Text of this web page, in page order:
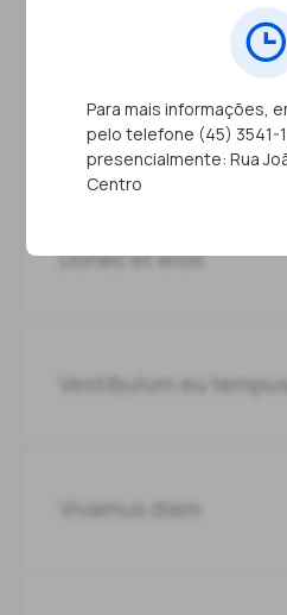
Para mais informações,
pelo telefone (45) 3541-
presencialmente: Rua
Centro